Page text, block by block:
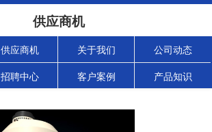
供应商机
供应商机 关于我们 公司动态
招聘中心 客户案例 产品知识